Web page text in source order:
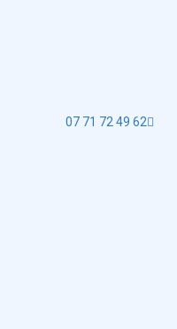
07 71 72 49 62